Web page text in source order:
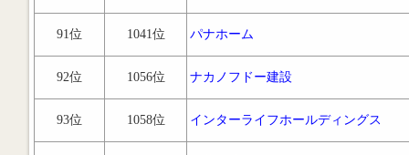
91位 1041位 パナホーム
92位 1056位 ナカノフドー建設
93位 1058位 インターライフホールディングス